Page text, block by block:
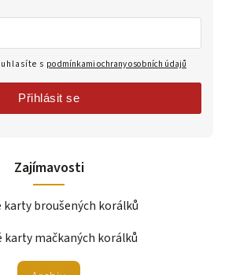
Zajímavosti
karty broušených korálků
karty mačkaných korálků
s podmínkami ochrany osobních údajů
Přihlásit se